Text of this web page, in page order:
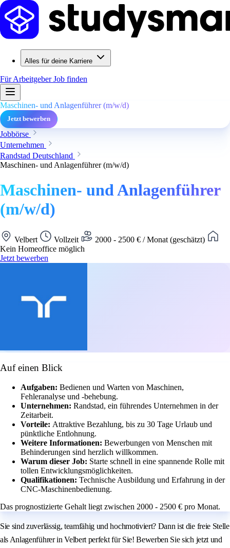
Alles für deine Karriere
Für ArbeitgeberJob finden
Maschinen- und Anlagenführer (m/w/d)
Jetzt bewerben
Jobbörse
Unternehmen
Randstad Deutschland
Maschinen- und Anlagenführer (m/w/d)
Maschinen- und Anlagenführer
(m/w/d)
Velbert Vollzeit
2000 - 2500 € / Monat (geschätzt)
Kein Homeoffice möglich
Jetzt bewerben
Auf einen Blick
Aufgaben: Bedienen und Warten von Maschinen,
Fehleranalyse und -behebung.
Unternehmen: Randstad, ein führendes Unternehmen in der
Zeitarbeit.
Vorteile: Attraktive Bezahlung, bis zu 30 Tage Urlaub und
pünktliche Entlohnung.
Weitere Informationen: Bewerbungen von Menschen mit
Behinderungen sind herzlich willkommen.
Warum dieser Job: Starte schnell in eine spannende Rolle mit
tollen Entwicklungsmöglichkeiten.
Qualifikationen: Technische Ausbildung und Erfahrung in der
CNC-Maschinenbedienung.
Das prognostizierte Gehalt liegt zwischen 2000 - 2500 € pro Monat.
Sie sind zuverlässig, teamfähig und hochmotiviert? Dann ist die freie Stelle
als Anlagenführer in Velbert perfekt für Sie! Bewerben Sie sich jetzt und